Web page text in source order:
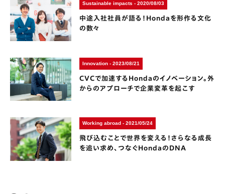
Sustainable impacts - 2020/08/03
中途入社社員が語る！Hondaを形作る文化
の数々
Innovation - 2023/08/21
CVCで加速するHondaのイノベーション。外
からのアプローチで企業変革を起こす
Working abroad - 2021/05/24
飛び込むことで世界を変える！さらなる成長
を追い求め、つなぐHondaのDNA